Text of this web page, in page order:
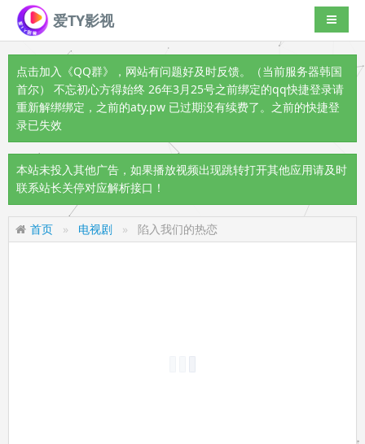
爱TY影视 导航切
点击加入《QQ群》
，网站有问题好及时反馈。（当前服务器韩国
首尔） 不忘初心方得始终 26年3月25号之前绑定的qq快捷登录请
重新解绑绑定，之前的aty.pw 已过期没有续费了。之前的快捷登
录已失效
本站未投入其他广告，如果播放视频出现跳转打开其他应用请及时
联系站长关停对应解析接口！
首页 电视剧 陷入我们的热恋